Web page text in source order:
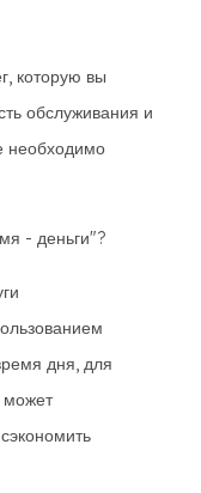
которую вы
обслуживания и
необходимо
- деньги"?
дня, для
может